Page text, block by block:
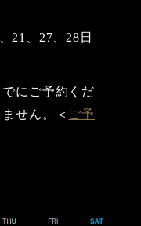
21、27、28日
にご予約くだ
せん。＜ ご予